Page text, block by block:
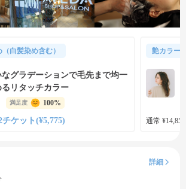
白髪染め含む）
なグラデーションで毛先まで均一
るリタッチカラー
満足度 100%
チケット(¥5,775)
艶カラー
通常
詳細